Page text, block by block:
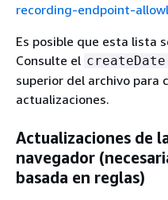
recording-endpoint-
Es posible que esta lista
Consulte el createDate
superior del archivo para
actualizaciones.
Actualizaciones de
navegador
basada en reglas)